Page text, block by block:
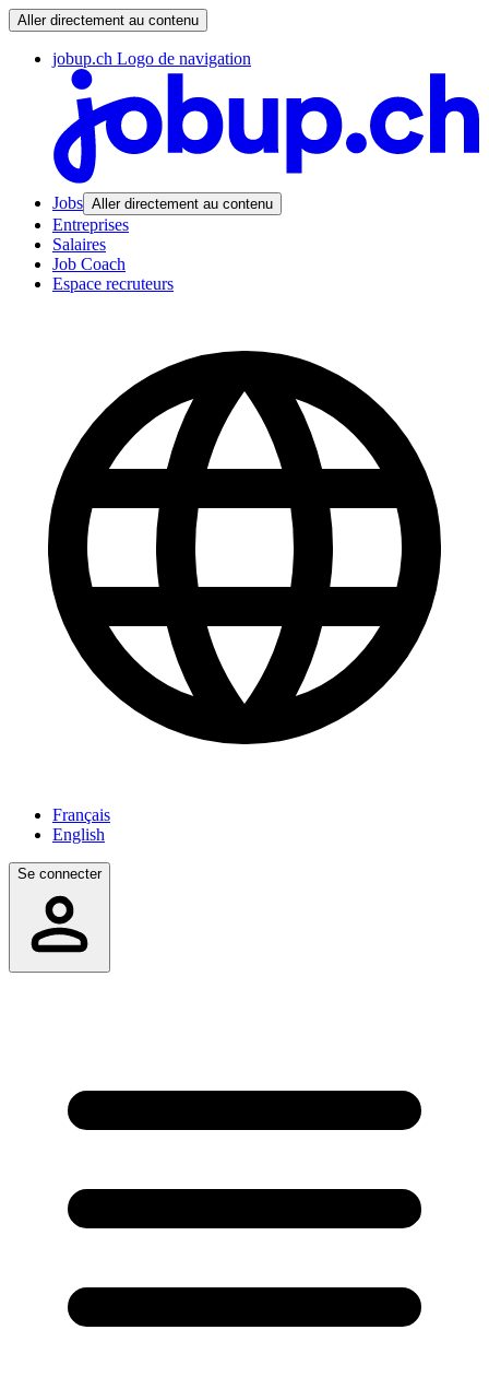
Aller directement au contenu
jobup.ch Logo de navigation
Jobs Aller directement au contenu
Entreprises
Salaires
Job Coach
Espace recruteurs
Français
English
Se connecter